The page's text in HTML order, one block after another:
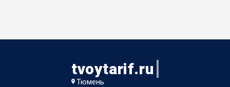
tvoytarif.ru
Тюмень